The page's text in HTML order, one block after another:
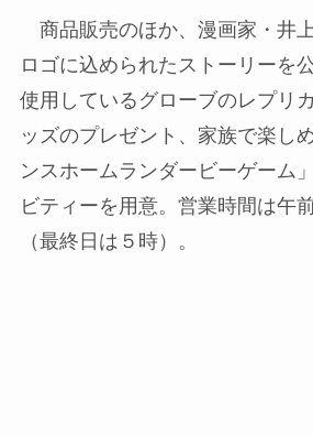
商品販売のほか、漫画家・井
ロゴに込められたストーリーを
使用しているグローブのレプリ
ッズのプレゼント、家族で楽し
ンスホームランダービーゲーム
ビティーを用意。営業時間は午
（最終日は５時）。